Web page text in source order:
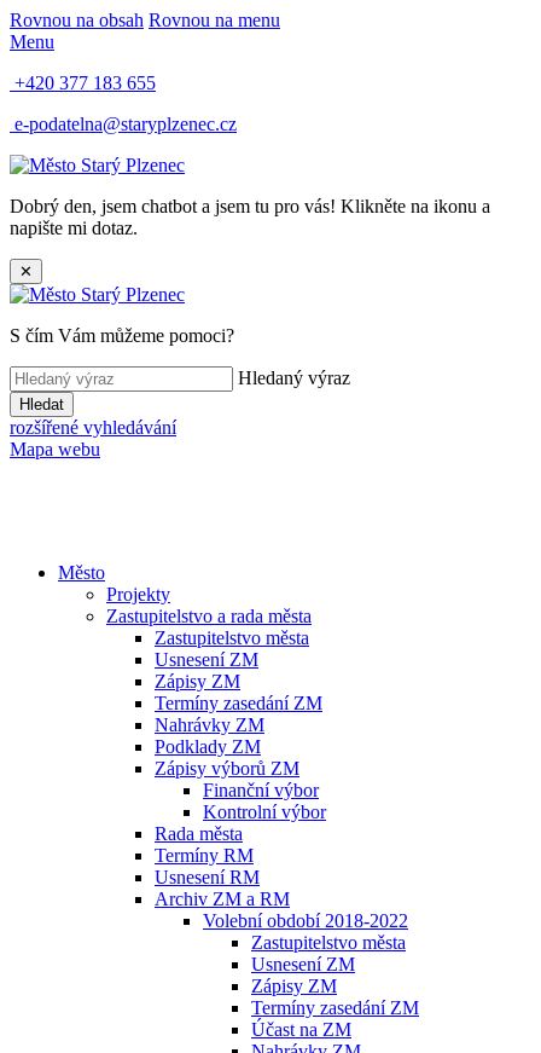
Rovnou na obsah Rovnou na menu
Menu
+420 377 183 655
e-podatelna@staryplzenec.cz
Dobrý den, jsem chatbot a jsem tu pro vás! Klikněte na ikonu a
napište mi dotaz.
✕
S čím Vám můžeme pomoci?
Hledaný výraz
Hledat
rozšířené vyhledávání
Mapa webu
Město
Projekty
Zastupitelstvo a rada města
Zastupitelstvo města
Usnesení ZM
Zápisy ZM
Termíny zasedání ZM
Nahrávky ZM
Podklady ZM
Zápisy výborů ZM
Finanční výbor
Kontrolní výbor
Rada města
Termíny RM
Usnesení RM
Archiv ZM a RM
Volební období 2018-2022
Zastupitelstvo města
Usnesení ZM
Zápisy ZM
Termíny zasedání ZM
Účast na ZM